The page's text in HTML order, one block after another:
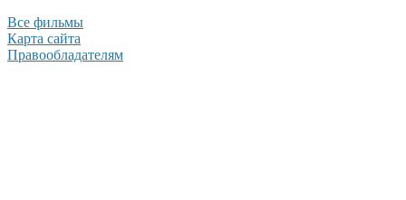
Все фильмы
Карта сайта
Правообладателям